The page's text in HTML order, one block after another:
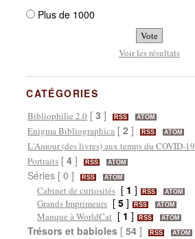
Plus de 1000
Voir les résultats
CATÉGORIES
Bibliophilie 2.0 [3 ] RSS ATOM
Enigma Bibliographica [2 ] RSS ATOM
L'Amour (des livres) aux temps du COVID-19
Portraits [4 ] RSS ATOM
Séries [ 0 ] RSS ATOM
Cabinet de curiosités [ 1 ] RSS ATOM
Grands Imprimeurs [5 ] RSS ATOM
Manque à WorldCat [ 1 ] RSS ATOM
Trésors et babioles [54 ] RSS ATOM